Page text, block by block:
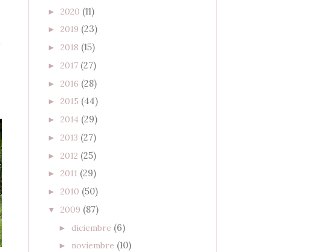
► 2020 (11)
► 2019 (23)
► 2018 (15)
► 2017 (27)
► 2016 (28)
► 2015 (44)
► 2014 (29)
► 2013 (27)
► 2012 (25)
► 2011 (29)
► 2010 (50)
▼ 2009 (87)
► diciembre (6)
► noviembre (10)